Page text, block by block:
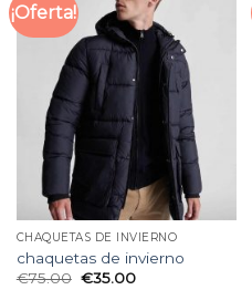
¡Oferta!
CHAQUETAS DE INVIERNO
chaquetas de invierno
€75.00 €35.00